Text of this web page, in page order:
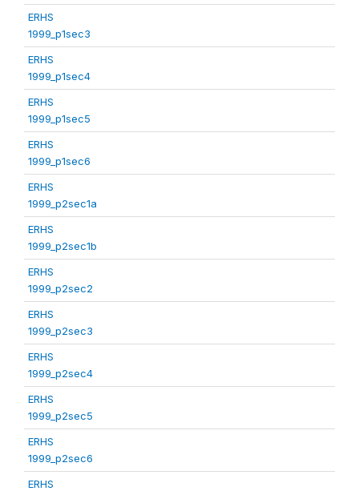
ERHS
1999_p1sec3
ERHS
1999_p1sec4
ERHS
1999_p1sec5
ERHS
1999_p1sec6
ERHS
1999_p2sec1a
ERHS
1999_p2sec1b
ERHS
1999_p2sec2
ERHS
1999_p2sec3
ERHS
1999_p2sec4
ERHS
1999_p2sec5
ERHS
1999_p2sec6
ERHS